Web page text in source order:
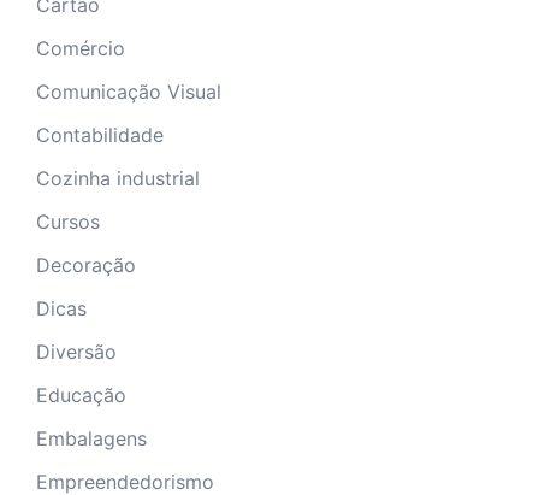
Comércio
Comunicação Visual
Contabilidade
Cozinha industrial
Cursos
Decoração
Dicas
Diversão
Educação
Embalagens
Empreendedorismo